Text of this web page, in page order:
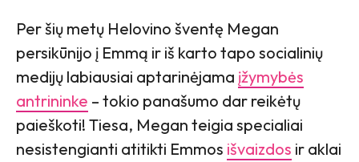
Per šių metų Helovino šventę Megan
persikūnijo į Emmą ir iš karto tapo socialinių
medijų labiausiai aptarinėjama įžymybės
antrininke – tokio panašumo dar reikėtų
paieškoti! Tiesa, Megan teigia specialiai
nesistengianti atitikti Emmos išvaizdos ir aklai